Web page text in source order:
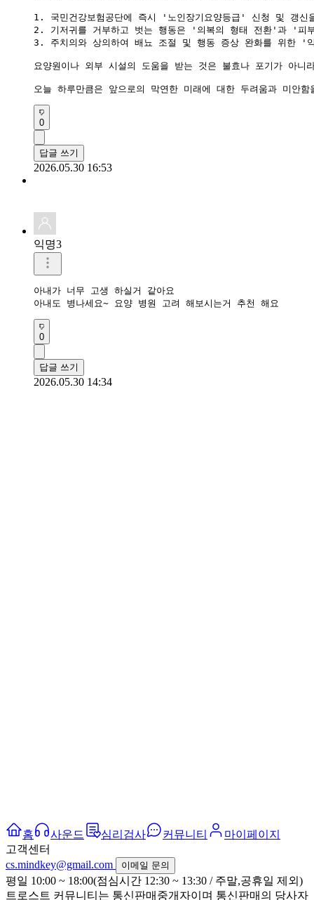
1. 국민건강보험공단에 즉시 '노인장기요양등급' 신청 및 갱
2. 기저귀를 거부하고 벗는 행동은 '의복의 형태 전환'과 '피
3. 주치의와 상의하여 배뇨 조절 및 행동 증상 완화를 위한 '
요양원이나 외부 시설의 도움을 받는 것은 불효나 포기가 아
0
답글 쓰기
2026.05.30 16:53
익명3
아내가 너무 고생 하실거 같아요
아내도 병나세요~ 요양 병원 고려 해보시는거 추천 해요
0
답글 쓰기
2026.05.30 14:34
홈 사운드 심리검사 커뮤니티
마이페이지
고객센터
cs.mindkey@gmail.com
이메일 문의
평일 10:00 ~ 18:00(점심시간 12:30 ~ 13:30 / 주말,공휴일 제외)
트로스트 커뮤니티는 통신판매중개자이며 통신판매의 당사자